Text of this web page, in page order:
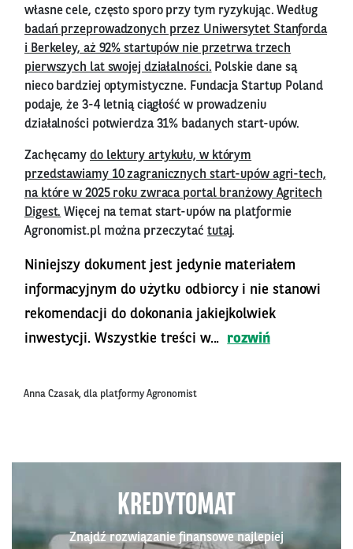
własne cele, często sporo przy tym ryzykując. Według
badań przeprowadzonych przez Uniwersytet Stanforda
i Berkeley, aż 92% startupów nie przetrwa trzech
pierwszych lat swojej działalności. Polskie dane są
nieco bardziej optymistyczne. Fundacja Startup Poland
podaje, że 3-4 letnią ciągłość w prowadzeniu
działalności potwierdza 31% badanych start-upów.
Zachęcamydo lektury artykułu, w którym
przedstawiamy 10 zagranicznych start-upów agri-tech,
na które w 2025 roku zwraca portal branżowy Agritech
Digest. Więcej na temat start-upów na platformie
Agronomist.pl można przeczytać tutaj.
Niniejszy dokument jest jedynie materiałem
informacyjnym do użytku odbiorcy i nie stanowi
rekomendacji do dokonania jakiejkolwiek
inwestycji. Wszystkie treści w...
rozwiń
Anna Czasak, dla platformy Agronomist
KREDYTOMAT
Znajdź rozwiązanie finansowe najlepiej